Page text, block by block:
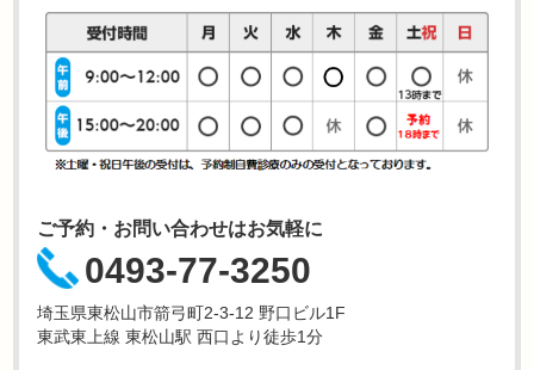
ご予約・お問い合わせはお気軽に
0493-77-3250
埼玉県東松山市箭弓町2-3-12 野口ビル1F
東武東上線 東松山駅 西口より徒歩1分